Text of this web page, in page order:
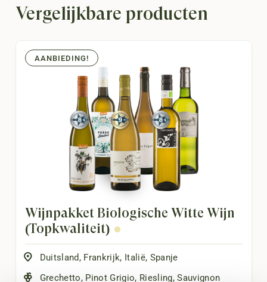
Vergelijkbare producten
AANBIEDING!
Wijnpakket Biologische Witte Wijn
(Topkwaliteit)
Duitsland , Frankrijk, Italië, Spanje
Grechetto, Pinot Grigio, Riesling,Sauvignon